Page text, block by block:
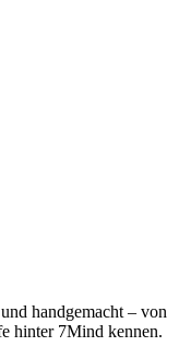
handgemacht – von
hinter 7Mind kennen.